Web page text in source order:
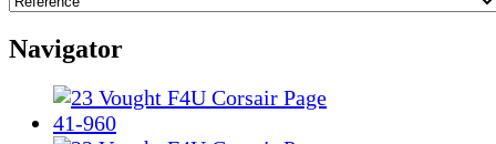
Navigator